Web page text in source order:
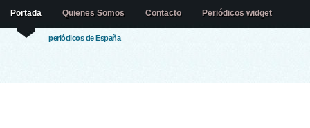
periódicos de España
Portada Quienes Somos Contacto Periódicos widget